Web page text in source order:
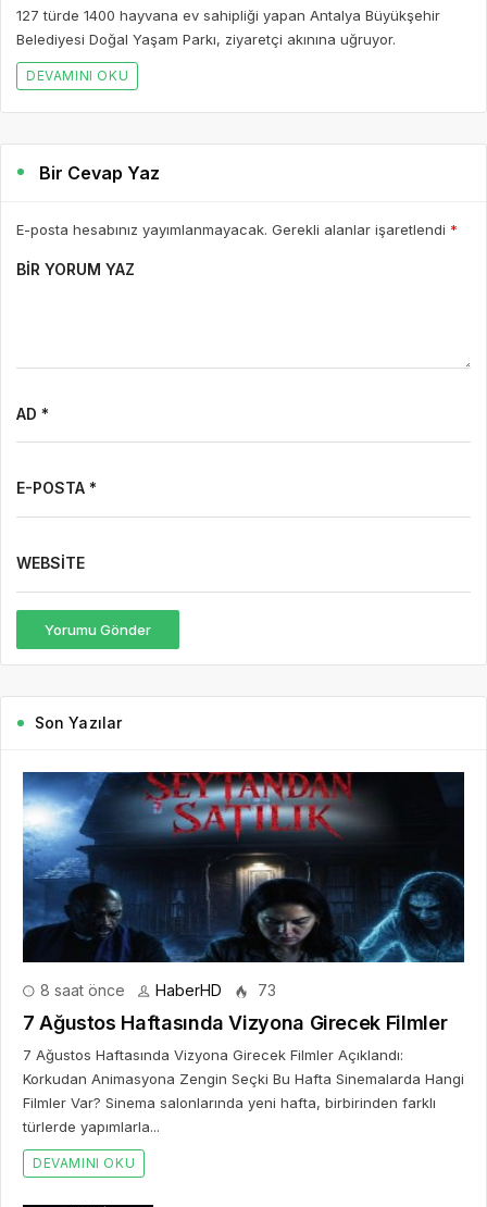
E-posta hesabınız yayımlanmayacak. Gerekli alanlar işaretlendi
BIR YORUM YAZ
WEBSITE
Son Yazılar
8 saat önce HaberHD 73
7 Ağustos Haftasında Vizyona Girecek Filmler
7 Ağustos Haftasında Vizyona Girecek Filmler Açıklandı:
Korkudan Animasyona Zengin Seçki Bu Hafta Sinemalarda Hangi
Filmler Var? Sinema salonlarında yeni hafta, birbirinden farklı
türlerde yapımlarla...
DEVAMINI OKU
2 gün önce
Mürsel Ferhat Sağlam Tek Rumeli
Tv’de Marka Atölyesi Programına
Konuk Oldu